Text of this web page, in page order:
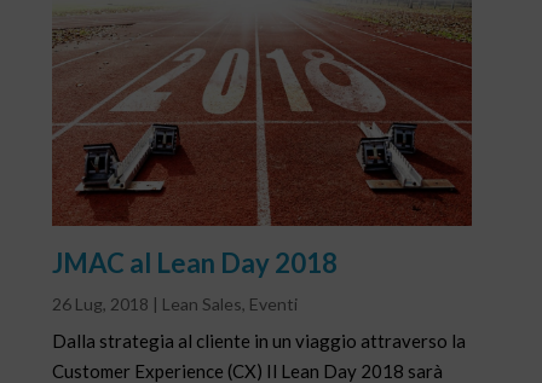
JMAC al Lean Day 2018
26 Lug, 2018 | Lean Sales, Eventi
Dalla strategia al cliente in un viaggio attraverso la
Customer Experience (CX) Il Lean Day 2018 sarà